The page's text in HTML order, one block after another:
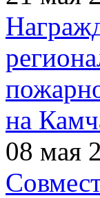
на
08 мая